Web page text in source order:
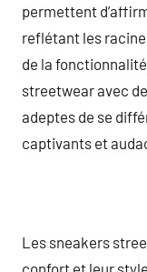
permettent
reflétant les
de la
streetwear avec
adeptes de se
captivants et
Les sneakers
confort et leur